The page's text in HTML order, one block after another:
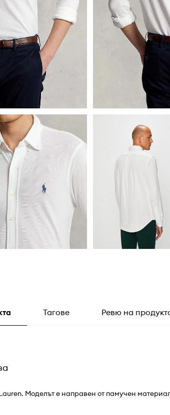
Тагове Ревю на
Моделът е направен от памучен